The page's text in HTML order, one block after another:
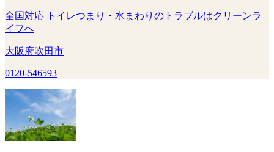
全国対応 トイレつまり・水まわりのトラブルはクリーンラ
イフへ
大阪府吹田市
0120-546593